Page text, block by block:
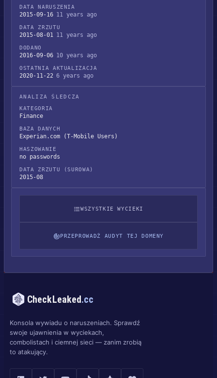
DATA NARUSZENIA
2015-09-16 11 years ago
DATA ZRZUTU
2015-08-01 11 years ago
DODANO
2016-09-06 10 years ago
OSTATNIA AKTUALIZACJA
2020-11-22 6 years ago
ANALIZA ŚLEDCZA
KATEGORIA
Finance
BAZA DANYCH
Experian.com (T-Mobile Users)
HASZOWANIE
no passwords
DATA ZRZUTU (SUROWA)
2015-08
WSZYSTKIE WYCIEKI
PRZEPROWADŹ AUDYT TEJ DOMENY
CheckLeaked.cc
Konsola wywiadu o naruszeniach. Sprawdź
swoje ujawnienia w wyciekach,
combolistach i ciemnej sieci — zanim zrobią
to atakujący.